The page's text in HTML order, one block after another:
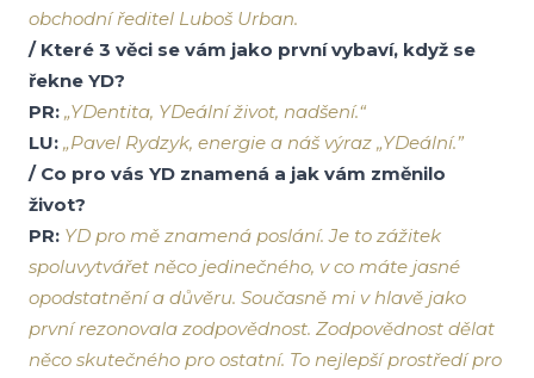
obchodní ředitel Luboš Urban.
/ Které 3 věci se vám jako první vybaví, když se
řekne YD?
PR: „YDentita, YDeální život, nadšení.“
LU: „Pavel Rydzyk, energie a náš výraz „YDeální.”
/ Co pro vás YD znamená a jak vám změnilo
život?
PR: YD pro mě znamená poslání. Je to zážitek
spoluvytvářet něco jedinečného, v co máte jasné
opodstatnění a důvěru. Současně mi v hlavě jako
první rezonovala zodpovědnost. Zodpovědnost dělat
něco skutečného pro ostatní. To nejlepší prostředí pro